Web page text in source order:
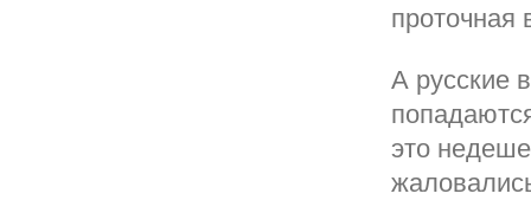
проточная
А русские
это